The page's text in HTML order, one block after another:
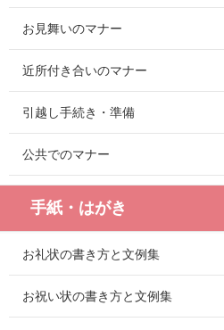
お見舞いのマナー
近所付き合いのマナー
引越し手続き・準備
公共でのマナー
手紙・はがき
お礼状の書き方と文例集
お祝い状の書き方と文例集